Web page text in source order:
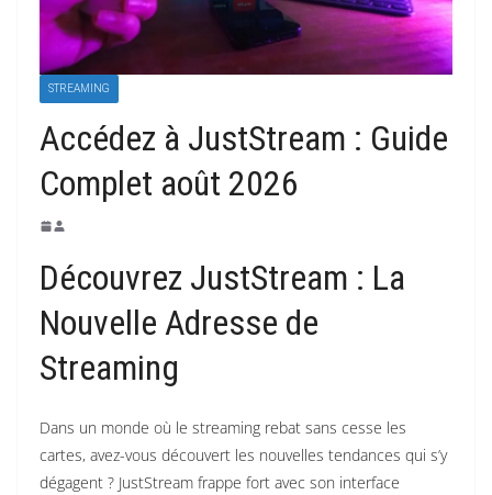
STREAMING
Accédez à JustStream : Guide
Complet août 2026
Découvrez JustStream : La
Nouvelle Adresse de
Streaming
Dans un monde où le streaming rebat sans cesse les
cartes, avez-vous découvert les nouvelles tendances qui s’y
dégagent ? JustStream frappe fort avec son interface